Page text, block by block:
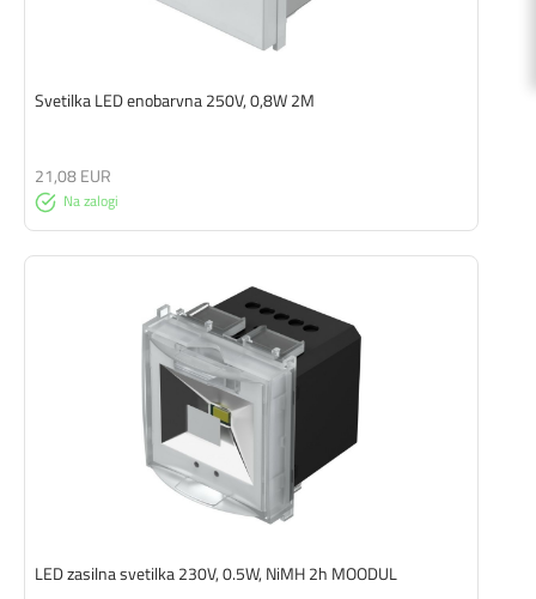
Svetilka LED enobarvna 250V, 0,8W 2M
Na zalogi
21,08 EUR
LED zasilna svetilka 230V, 0.5W, NiMH 2h MOODUL